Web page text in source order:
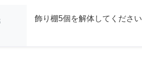
飾り棚5個を解体してください